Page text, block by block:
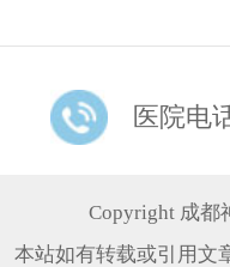
线！
医院电
Copyright 成都
本站如有转载或引用文